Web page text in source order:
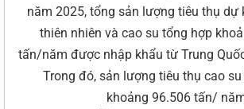
năm 2025, tổng sản lượng tiêu thụ dự
thiên nhiên và cao su tổng hợp
tấn/năm được nhập khẩu từ Trung
Trong đó, sản lượng tiêu thụ cao
khoảng 96.506 tấn/